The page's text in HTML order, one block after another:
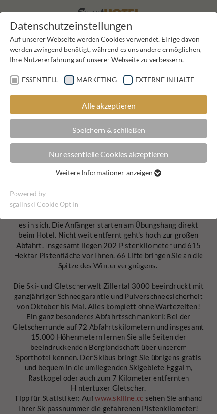
SKIFAHREN IM TUXERTAL
DIE BRETTER, DER SCHNEE, DIE BERGE –
UND EIN UNVERGESSLICHER URLAUB
Für alle Skifahrer – vom Profi bis zum Fun-Fahrer: Die 202
es in sich. Die Anfänger starten am Übungshang direkt
beim Hotel. Nicht weit entfernt geht's hoch zur großen
Abfahrt. Insgesamt liegen 202 Pistenkilometer und 615
Hektar Pistenfläche vor Ihnen. 66 Lifte bringen Sie an die
Spitze des Wintervergnügens.
Die Ski- und Gletscherwelt Zillertal 3000 beeindruckt mit
ganzjähriger Schneegarantie und Pulverschneesicherheit
von Oktober bis Mai. Alles komplett ohne Wartezeiten!
Ein ganz besonderes Abfahrtsschmankerl: Bei der
Gletscherrunde auf 72 Abfahrtskilometern und insgesamt
15.000 Höhenmetern lernen Sie alle Seiten der
beeindruckenden Berglandschaft über unserem
Sporthotel kennen. Der Skibus bringt Sie übrigens gratis
und bequem in die umliegenden Skigebiete Eggalm,
Rastkogel oder auch zum 7 Kilometer entfernten
Hintertuxer Gletscher.
Tipp für Statistiker: Aufwww.skiline.cc sehen Sie anhand
Ihrer Skipassnummer die gefahrenen Pistenkilometer!
Datenschutzeinstellungen
Auf unserer Webseite werden Cookies verwendet. Einige davon
werden zwingend benötigt, während es uns andere ermöglichen,
Ihre Nutzererfahrung auf unserer Webseite zu verbessern.
ESSENTIELL MARKETING EXTERNE INHALTE
Alle akzeptieren
Speichern & schließen
Nur essentielle Cookies akzeptieren
Essentielle Cookies werden für grundlegende Funktionen der
Webseite benötigt. Dadurch ist gewährleistet, dass die
Name spamshield
Anbieter
Ronald P. Steiner, Hauke Hain, Christian
Seifert
Laufzeit Nur für die aktuelle Browsersitzung
Zweck
Wird verwendet, um vor Spam zu schützen,
welches durch Spam-Bots verursacht wird.
Name cookie_optin
Anbieter sgalinski Cookie Opt In
30 Tage
Speichert die vom Benutzer gewählten
Cookie-Informationen anzeigen
Marketing
Marketingcookies umfassen Tracking und Statistikcookies
Name
_ga, _gid, _gat, __utma, __utmb, __utmc,
__utmd, __utmz
Anbieter Google Analytics
Laufzeit
Mehrere - variieren zwischen 2 Jahren und
6 Monaten oder noch kürzer.
Diese Cookies werden von Google
Analytics verwendet, um verschiedene
Arten von Nutzungsinformationen zu
sammeln, einschließlich persönlicher und
Cookie-Informationen anzeigen
Externe Inhalte
Wir verwenden auf unserer Website externe Inhalte, um Ihnen
zusätzliche Informationen anzubieten.
Weitere Informationen anzeigen
Powered by
sgalinski Cookie Opt In